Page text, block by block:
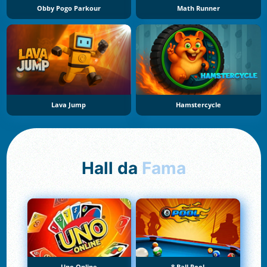
Obby Pogo Parkour Math Runner
Lava Jump Hamstercycle
Hall da Fama